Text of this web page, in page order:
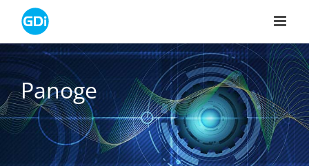
content
Panoge